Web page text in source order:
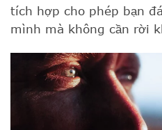
tích hợp cho phép bạn
mình mà không cần rời